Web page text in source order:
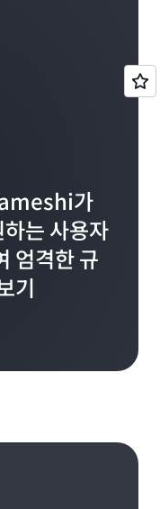
가
는 사용자
엄격한 규
기